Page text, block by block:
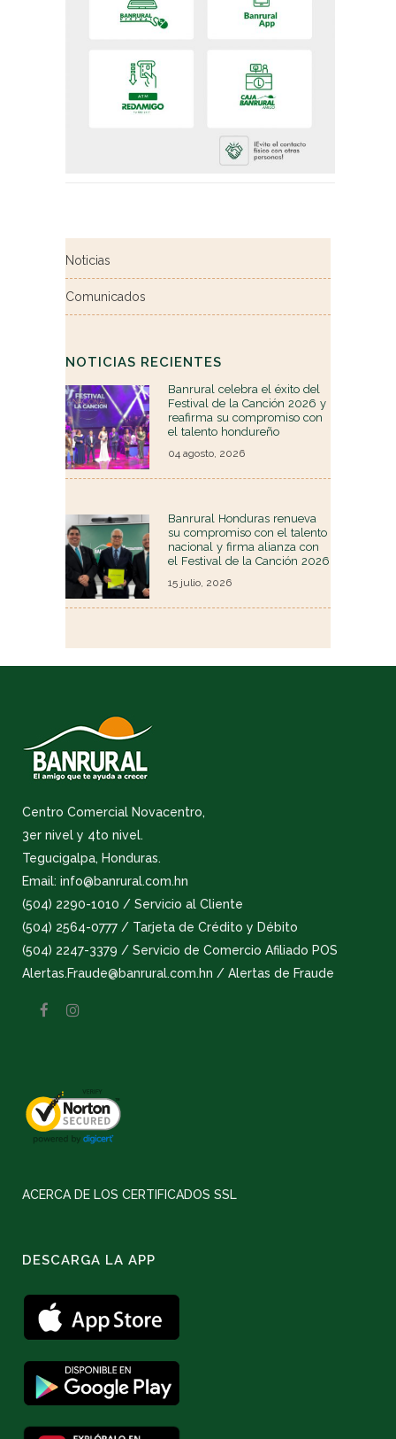
Noticias
Comunicados
NOTICIAS RECIENTES
Banrural celebra el éxito del
Festival de la Canción 2026 y
reafirma su compromiso con
el talento hondureño
04 agosto, 2026
Banrural Honduras renueva
su compromiso con el talento
nacional y firma alianza con
el Festival de la Canción 2026
15 julio, 2026
Centro Comercial Novacentro,
3er nivel y 4to nivel.
Tegucigalpa, Honduras.
Email: info@banrural.com.hn
(504) 2290-1010 / Servicio al Cliente
(504) 2564-0777 / Tarjeta de Crédito y Débito
(504) 2247-3379 / Servicio de Comercio Afiliado POS
Alertas.Fraude@banrural.com.hn / Alertas de Fraude
ACERCA DE LOS CERTIFICADOS SSL
DESCARGA LA APP